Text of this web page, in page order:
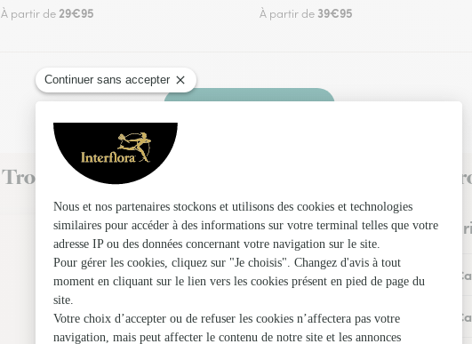
À partir de 29€95 À partir de 39€95
Faire livrer des fleurs
Trouvez un fleuriste Interflora à Salles et dans ses
Les
Fleuristes à
Fleuristes à